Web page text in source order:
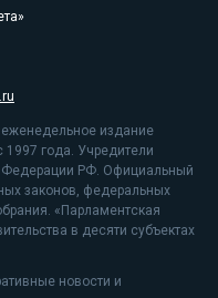
еженедельное издание
года. Учредители
Федерации РФ. Официальный
законов, федеральных
«Парламентская
в десяти субъектах
новости и